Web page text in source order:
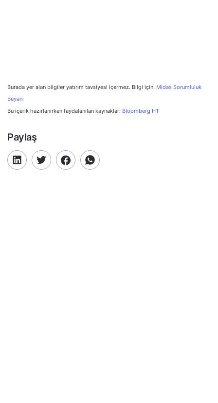
Burada yer alan bilgiler yatırım tavsiyesi içermez. Bilgi için: Midas Sorumluluk
Beyanı
Bu içerik hazırlanırken faydalanılan kaynaklar: Bloomberg HT
Paylaş